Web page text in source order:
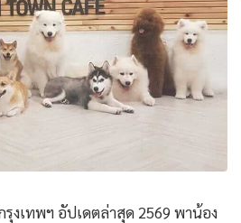
รุงเทพฯ อัปเดตล่าสุด 2569 พาน้อง